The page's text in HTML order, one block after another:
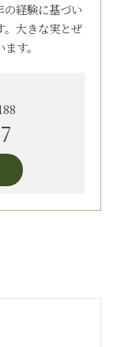
の経験に基づい
。大きな実とぜ
す。